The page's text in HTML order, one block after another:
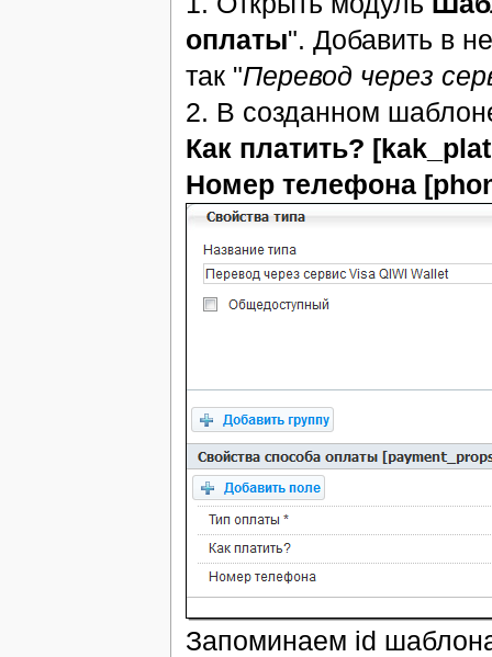
оплаты". Добавить в
так "Перевод через
2. В созданном
Как платить?
Номер телефона
Запоминаем id